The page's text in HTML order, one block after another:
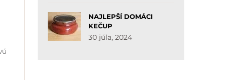
NAJLEPŠÍ DOMÁCI
KEČUP
30 júla, 2024